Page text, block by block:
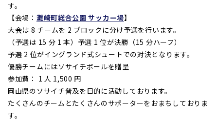
す。
【会場： 灘崎町総合公園 サッカー場】
大会は 8 チームを 2 ブロックに分け予選を行います。
（予選は 15 分 1 本）予選 1 位が決勝（15 分ハーフ）
予選 2 位がイングランド式シュートでの対決となります。
優勝チームにはソサイチボールを贈呈
参加費： 1 人 1,500 円
岡山県のソサイチ普及を目的に活動しております。
たくさんのチームとたくさんのサポーターをおまちしておりま
す。